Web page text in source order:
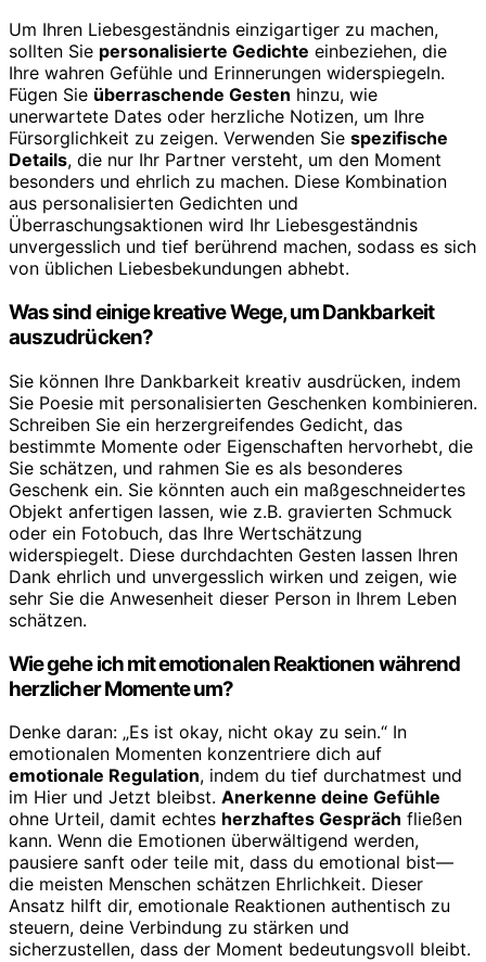
Um Ihren Liebesgeständnis einzigartiger zu machen,
sollten Sie personalisierte Gedichte einbeziehen, die
Ihre wahren Gefühle und Erinnerungen widerspiegeln.
Fügen Sie überraschende Gesten hinzu, wie
unerwartete Dates oder herzliche Notizen, um Ihre
Fürsorglichkeit zu zeigen. Verwenden Sie spezifische
Details, die nur Ihr Partner versteht, um den Moment
besonders und ehrlich zu machen. Diese Kombination
aus personalisierten Gedichten und
Überraschungsaktionen wird Ihr Liebesgeständnis
unvergesslich und tief berührend machen, sodass es sich
von üblichen Liebesbekundungen abhebt.
Was sind einige kreative Wege, um Dankbarkeit
auszudrücken?
Sie können Ihre Dankbarkeit kreativ ausdrücken, indem
Sie Poesie mit personalisierten Geschenken kombinieren.
Schreiben Sie ein herzergreifendes Gedicht, das
bestimmte Momente oder Eigenschaften hervorhebt, die
Sie schätzen, und rahmen Sie es als besonderes
Geschenk ein. Sie könnten auch ein maßgeschneidertes
Objekt anfertigen lassen, wie z.B. gravierten Schmuck
oder ein Fotobuch, das Ihre Wertschätzung
widerspiegelt. Diese durchdachten Gesten lassen Ihren
Dank ehrlich und unvergesslich wirken und zeigen, wie
sehr Sie die Anwesenheit dieser Person in Ihrem Leben
schätzen.
Wie gehe ich mit emotionalen Reaktionen während
herzlicher Momente um?
Denke daran: „Es ist okay, nicht okay zu sein.“ In
emotionalen Momenten konzentriere dich auf
emotionale Regulation, indem du tief durchatmest und
im Hier und Jetzt bleibst. Anerkenne deine Gefühle
ohne Urteil, damit echtes herzhaftes Gespräch fließen
kann. Wenn die Emotionen überwältigend werden,
pausiere sanft oder teile mit, dass du emotional bist—
die meisten Menschen schätzen Ehrlichkeit. Dieser
Ansatz hilft dir, emotionale Reaktionen authentisch zu
steuern, deine Verbindung zu stärken und
sicherzustellen, dass der Moment bedeutungsvoll bleibt.